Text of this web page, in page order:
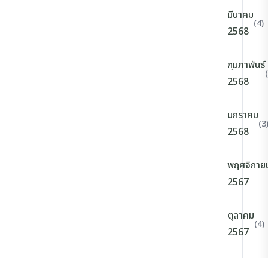
มีนาคม
2568
(4)
กุมภาพันธ์
2568
มกราคม
2568
(3)
พฤศจิกาย
2567
ตุลาคม
2567
(4)